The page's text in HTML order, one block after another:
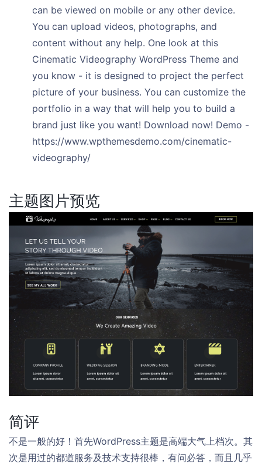
can be viewed on mobile or any other device.
You can upload videos, photographs, and
content without any help. One look at this
Cinematic Videography WordPress Theme and
you know - it is designed to project the perfect
picture of your business. You can customize the
portfolio in a way that will help you to build a
brand just like you want! Download now! Demo -
https://www.wpthemesdemo.com/cinematic-
videography/
主题图片预览
简评
不是一般的好！首先WordPress主题是高端大气上档次。其
次是用过的都道服务及技术支持很棒，有问必答，而且几乎